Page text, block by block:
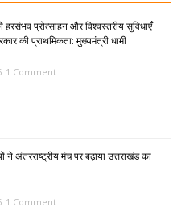
प्रोत्साहन और विश्वस्तरीय सुविधाएँ
की प्राथमिकता: मुख्यमंत्री धामी
1 Comment
ने अंतरराष्ट्रीय मंच पर बढ़ाया उत्तराखंड का
1 Comment